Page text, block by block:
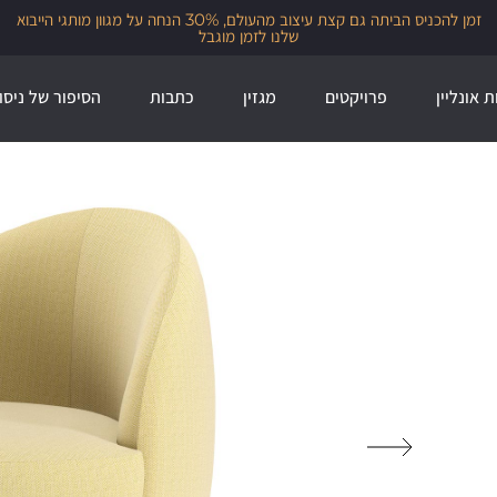
זמן להכניס הביתה גם קצת עיצוב מהעולם, 30% הנחה על מגוון מותגי הייבוא
שלנו לזמן מוגבל
אונליין פרויקטים מגזין כתבות הסיפור של ניסו